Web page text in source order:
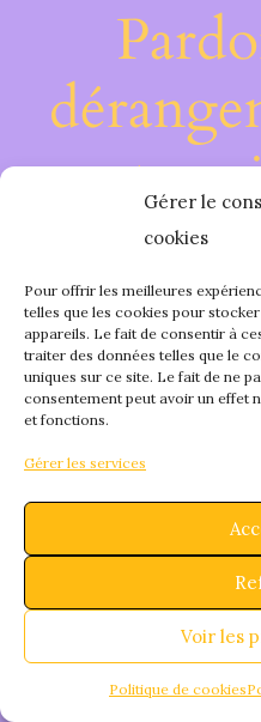
Gérer le
cookies
Pour offrir les meilleures
telles que les cookies pour
appareils. Le fait de consentir à
traiter des données telles que le
uniques sur ce site. Le fait de ne
consentement peut avoir un effet
et fonctions.
Gérer les services
Voir les
Politique de cookies